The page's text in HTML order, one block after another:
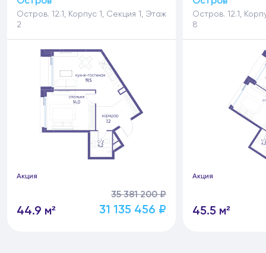
Остров. 12.1, Корпус 1, Секция 1, Этаж
2
Акция
44.9 м²
35 381 200 ₽
31 135 456 ₽
Остров. 12.1,
8
Акция
45.5 м²